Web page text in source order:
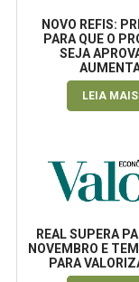
NOVO REFIS:
PARA QUE O
SEJA
LEIA MAIS
REAL SUPERA
NOVEMBRO E
PARA